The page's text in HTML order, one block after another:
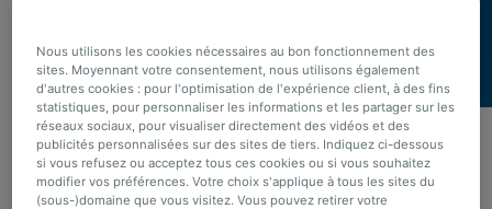
Vous avez une entreprise
Assurances pour indépendants et PME
Assurances accidents du travail
Nous utilisons les cookies nécessaires au bon fonctionnement des
sites. Moyennant votre consentement, nous utilisons également
d'autres cookies : pour l'optimisation de l'expérience client, à des fins
statistiques, pour personnaliser les informations et les partager sur les
réseaux sociaux, pour visualiser directement des vidéos et des
publicités personnalisées sur des sites de tiers. Indiquez ci-dessous
si vous refusez ou acceptez tous ces cookies ou si vous souhaitez
modifier vos préférences. Votre choix s'applique à tous les sites du
(sous-)domaine que vous visitez. Vous pouvez retirer votre